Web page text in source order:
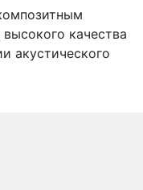
качества
акустического